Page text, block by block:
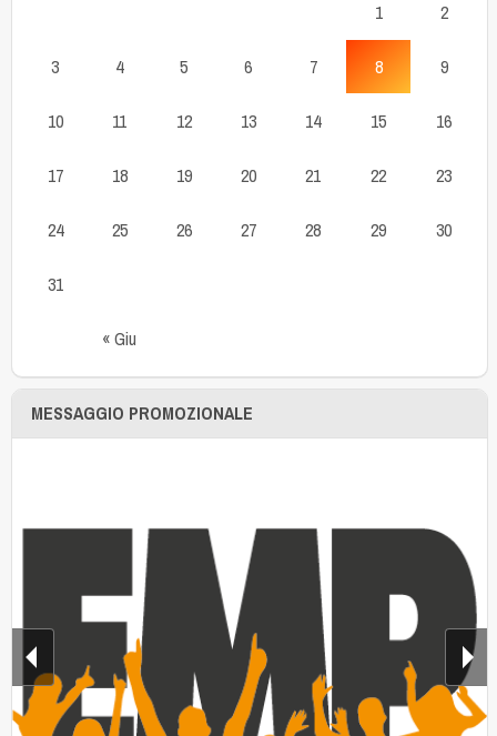
« Giu
1 2
3 4 5 6 7 8 9
10 11 12 13 14 15 16
17 18 19 20 21 22 23
24 25 26 27 28 29 30
31
MESSAGGIO PROMOZIONALE